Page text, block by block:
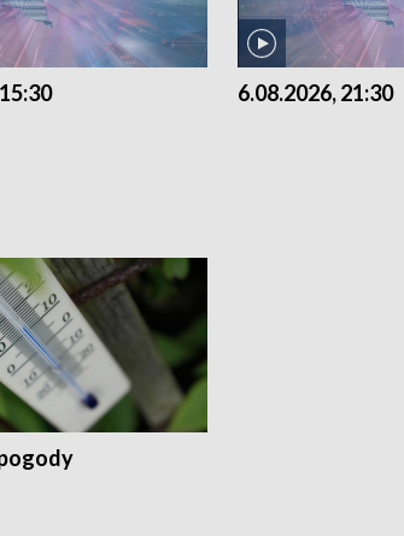
6.08.2026, 21:30